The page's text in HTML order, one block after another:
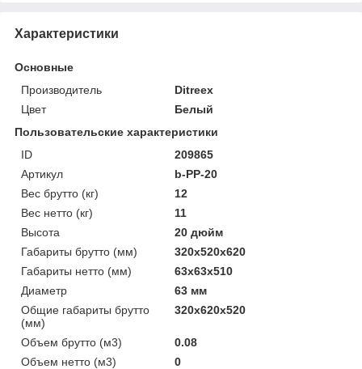
Характеристики
Основные
Производитель
Ditreex
Цвет
Белый
Пользовательские характеристики
ID
209865
Артикул
b-PP-20
Вес брутто (кг)
12
Вес нетто (кг)
11
Высота
20 дюйм
Габариты брутто (мм)
320x520x620
Габариты нетто (мм)
63x63x510
Диаметр
63 мм
Общие габариты брутто
(мм)
320x620x520
Объем брутто (м3)
0.08
Объем нетто (м3)
0